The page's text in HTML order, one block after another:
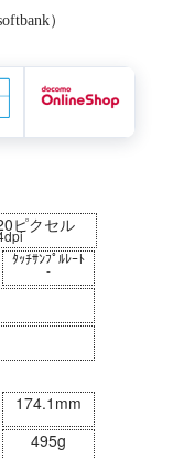
）
ピクセル
ﾀｯﾁｻﾝﾌﾟﾙﾚｰﾄ
-
174.1mm
495g